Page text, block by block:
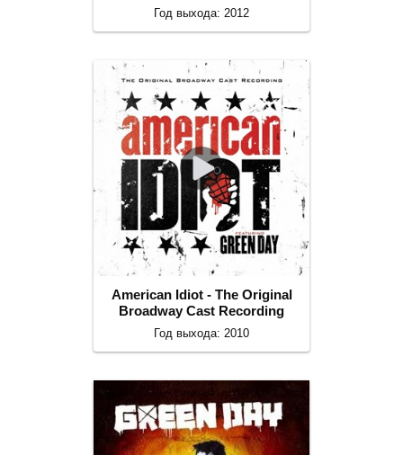
Год выхода: 2012
American Idiot - The Original
Broadway Cast Recording
Год выхода: 2010